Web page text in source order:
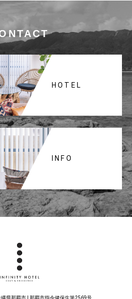
HOTEL
INFO
県那覇市 | 那覇市指令健保生第2569号